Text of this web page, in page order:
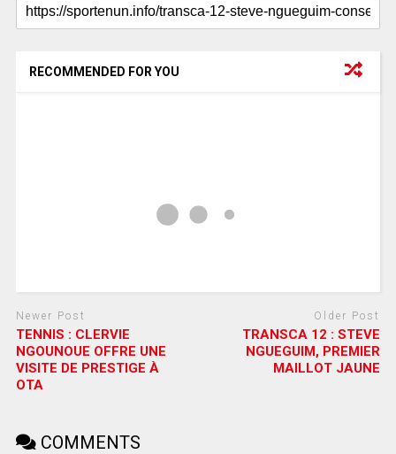
RECOMMENDED FOR YOU
Newer Post
TENNIS : CLERVIE
NGOUNOUE OFFRE UNE
VISITE DE PRESTIGE À
OTA
Older Post
TRANSCA 12 : STEVE
NGUEGUIM, PREMIER
MAILLOT JAUNE
COMMENTS